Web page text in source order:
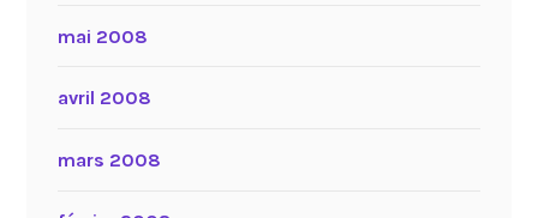
mai 2008
avril 2008
mars 2008